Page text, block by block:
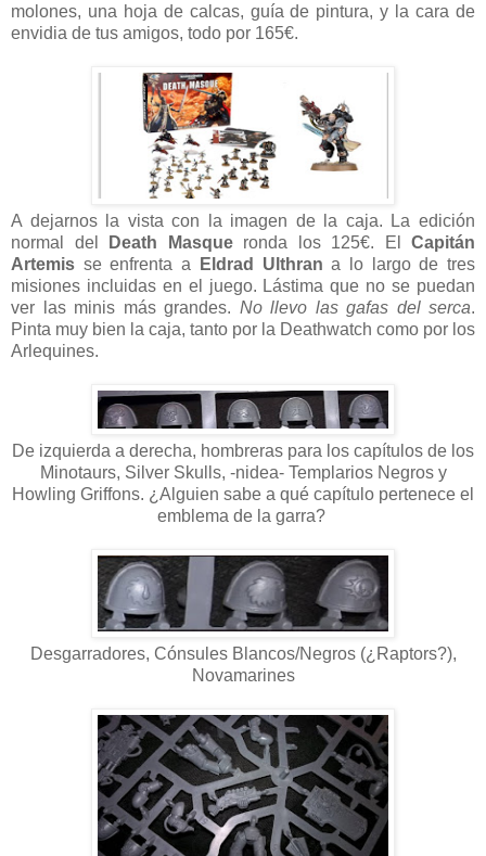
molones, una hoja de calcas, guía de pintura, y la cara de
envidia de tus amigos, todo por 165€.
A dejarnos la vista con la imagen de la caja. La edición
normal del
Death Masqueronda los 125€. El Capitán
Artemis se enfrenta a Eldrad Ulthran a lo largo de tres
misiones incluidas en el juego. Lástima que no se puedan
ver las minis más grandes. No llevo las gafas del serca.
Pinta muy bien la caja, tanto por la Deathwatch como por los
Arlequines.
De izquierda a derecha, hombreras para los capítulos de los
Minotaurs, Silver Skulls, -nidea- Templarios Negros y
Howling Griffons. ¿Alguien sabe a qué capítulo pertenece el
emblema de la garra?
Desgarradores, Cónsules Blancos/Negros (¿Raptors?),
Novamarines